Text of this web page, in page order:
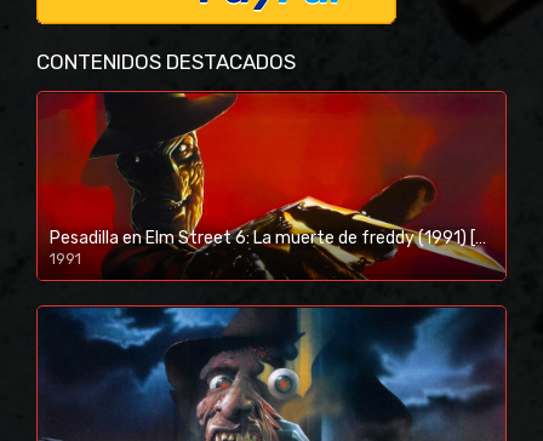
CONTENIDOS DESTACADOS
Pesadilla en Elm Street 6: La muerte de freddy (1991) [BR-RIP] [HD-1080p]
1991